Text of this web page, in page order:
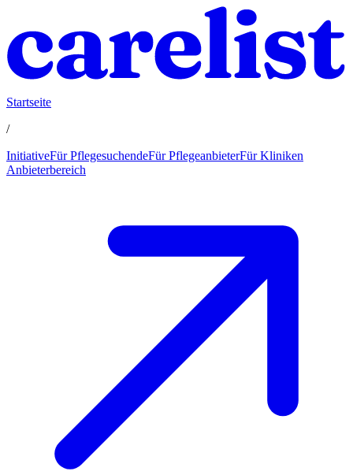
Startseite
/
InitiativeFür PflegesuchendeFür PflegeanbieterFür Kliniken
Anbieterbereich